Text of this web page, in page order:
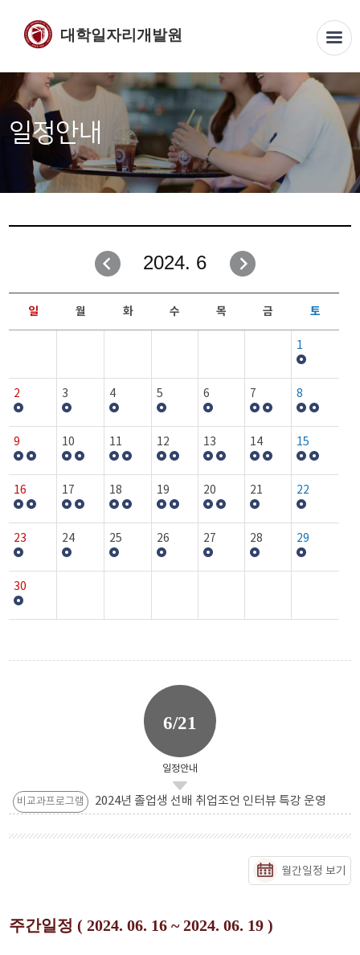
대학일자리개발원
일정안내
2024. 6
일 월 화 수 목 금 토
1
2 3 4 5 6 7 8
9 10 11 12 13 14 15
16 17 18 19 20 21 22
23 24 25 26 27 28 29
30
6/21
일정안내
비교과프로그램 2024년 졸업생 선배 취업조언 인터뷰 특강 운영
월간일정 보기
주간일정 ( 2024. 06. 16 ~ 2024. 06. 19 )